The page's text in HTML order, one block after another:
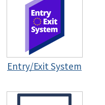
Entry/Exit System